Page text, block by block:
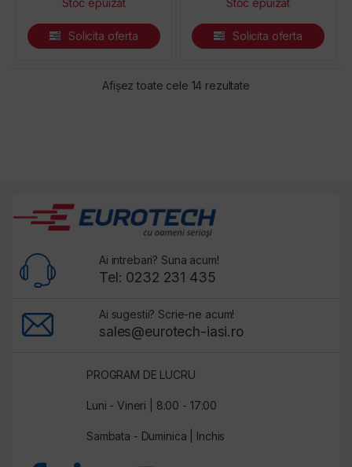
Solicita oferta Solicita oferta
Afișez toate cele 14 rezultateSortat după preț:
Ai intrebari? Suna acum!
Tel: 0232 231 435
Ai sugestii? Scrie-ne acum!
sales@eurotech-iasi.ro
PROGRAM DE LUCRU
Luni - Vineri | 8:00 - 17:00
Sambata - Duminica | Inchis